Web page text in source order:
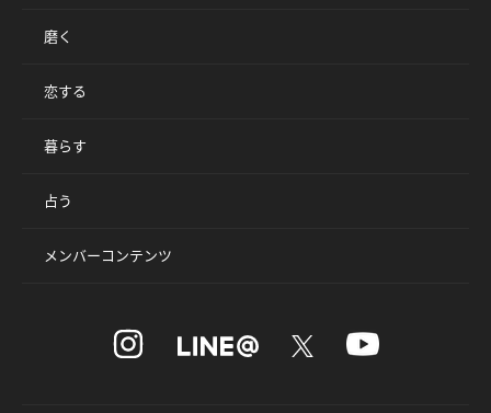
磨く
恋する
暮らす
占う
メンバーコンテンツ